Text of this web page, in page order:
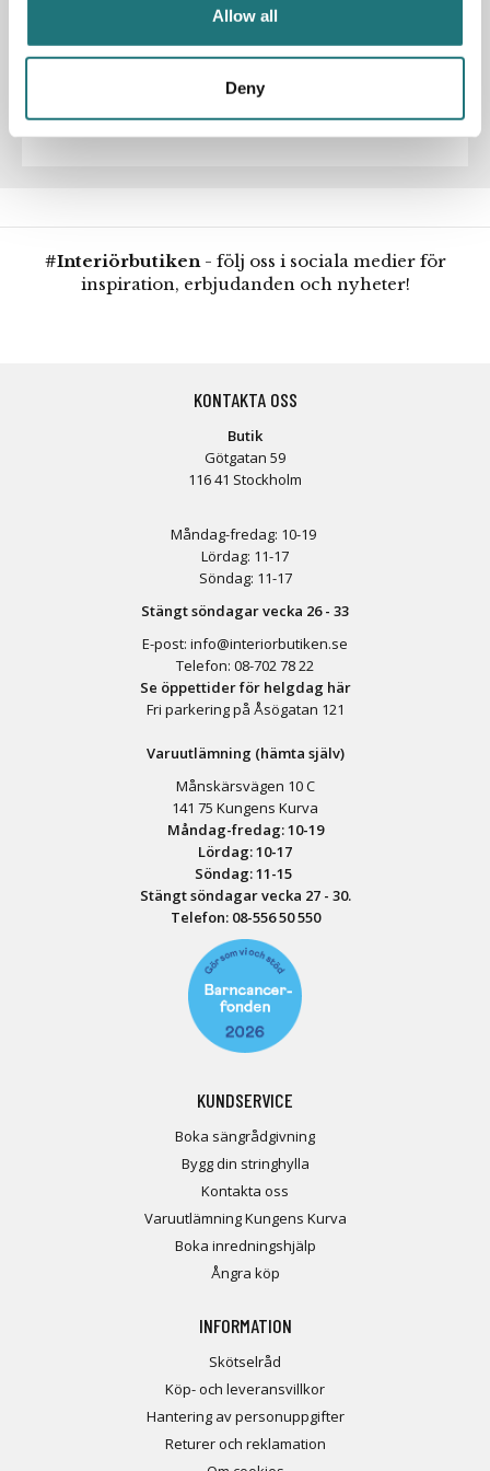
Allow all
Deny
Artikelnummer
232659
Peter Lassen
#Interiörbutiken- följ oss i sociala medier för
inspiration, erbjudanden och nyheter!
KONTAKTA OSS
Butik
Götgatan 59
116 41 Stockholm
Måndag-fredag: 10-19
Lördag: 11-17
Söndag: 11-17
Stängt söndagar vecka 26 - 33
E-post: info@interiorbutiken.se
Telefon: 08-702 78 22
Se öppettider för helgdag här
Fri parkering på Åsögatan 121
Varuutlämning (hämta själv)
Månskärsvägen 10 C
141 75 Kungens Kurva
Måndag-fredag: 10-19
Lördag: 10-17
Söndag: 11-15
Stängt söndagar vecka 27 - 30.
Telefon: 08-556 50 550
KUNDSERVICE
Boka sängrådgivning
Bygg din stringhylla
Kontakta oss
Varuutlämning Kungens Kurva
Boka inredningshjälp
Ångra köp
INFORMATION
Skötselråd
Köp- och leveransvillkor
Hantering av personuppgifter
Returer och reklamation